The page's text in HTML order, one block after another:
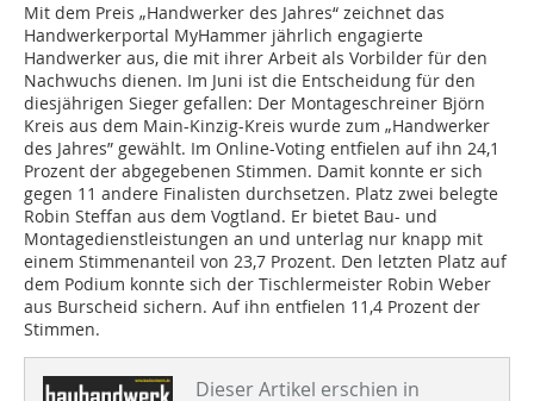
Mit dem Preis „Handwerker des Jahres“ zeichnet das
Handwerkerportal MyHammer jährlich engagierte
Handwerker aus, die mit ihrer Arbeit als Vorbilder für den
Nachwuchs dienen. Im Juni ist die Entscheidung für den
diesjährigen Sieger gefallen: Der Montageschreiner Björn
Kreis aus dem Main-Kinzig-Kreis wurde zum „Handwerker
des Jahres” gewählt. Im Online-Voting entfielen auf ihn 24,1
Prozent der abgegebenen Stimmen. Damit konnte er sich
gegen 11 andere Finalisten durchsetzen. Platz zwei belegte
Robin Steffan aus dem Vogtland. Er bietet Bau- und
Montagedienstleistungen an und unterlag nur knapp mit
einem Stimmenanteil von 23,7 Prozent. Den letzten Platz auf
dem Podium konnte sich der Tischlermeister Robin Weber
aus Burscheid sichern. Auf ihn entfielen 11,4 Prozent der
Stimmen.
Dieser Artikel erschien in